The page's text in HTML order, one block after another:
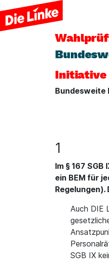
Initiative
Bundesweite
1
Im § 167
ein BEM für
Auch DIE
SGB IX